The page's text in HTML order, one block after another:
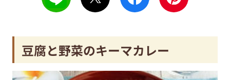
豆腐と野菜のキーマカレー